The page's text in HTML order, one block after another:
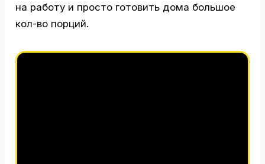
на работу и просто готовить дома большое
кол-во порций.